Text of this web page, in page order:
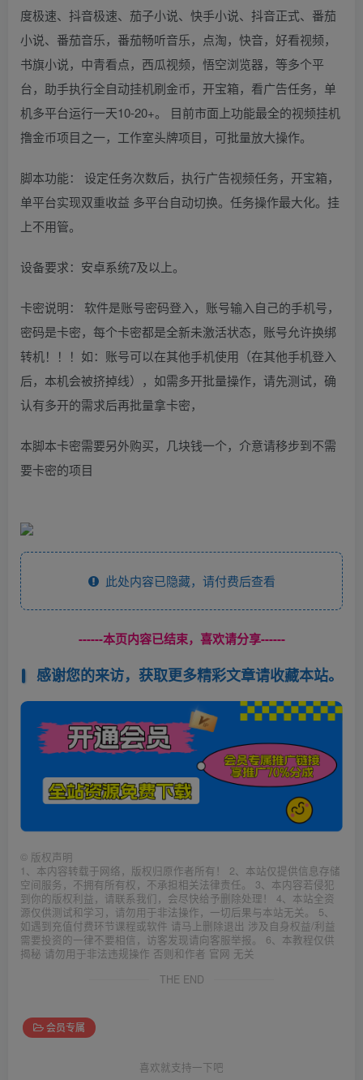
度极速、抖音极速、茄子小说、快手小说、抖音正式、番茄
小说、番茄音乐，番茄畅听音乐，点淘，快音，好看视频，
书旗小说，中青看点，西瓜视频，悟空浏览器，等多个平
台，助手执行全自动挂机刷金币，开宝箱，看广告任务，单
机多平台运行一天10-20+。 目前市面上功能最全的视频挂机
撸金币项目之一，工作室头牌项目，可批量放大操作。
脚本功能： 设定任务次数后，执行广告视频任务，开宝箱，
单平台实现双重收益 多平台自动切换。任务操作最大化。挂
上不用管。
设备要求：安卓系统7及以上。
卡密说明： 软件是账号密码登入，账号输入自己的手机号，
密码是卡密，每个卡密都是全新未激活状态，账号允许换绑
转机！！！如：账号可以在其他手机使用（在其他手机登入
后，本机会被挤掉线），如需多开批量操作，请先测试，确
认有多开的需求后再批量拿卡密，
本脚本卡密需要另外购买，几块钱一个，介意请移步到不需
要卡密的项目
此处内容已隐藏，请付费后查看
------本页内容已结束，喜欢请分享------
感谢您的来访，获取更多精彩文章请收藏本站。
© 版权声明
1、本内容转载于网络，版权归原作者所有！ 2、本站仅提供信息存储
空间服务，不拥有所有权，不承担相关法律责任。 3、本内容若侵犯
到你的版权利益，请联系我们，会尽快给予删除处理！ 4、本站全资
源仅供测试和学习，请勿用于非法操作，一切后果与本站无关。 5、
如遇到充值付费环节课程或软件 请马上删除退出 涉及自身权益/利益
需要投资的一律不要相信，访客发现请向客服举报。 6、本教程仅供
揭秘 请勿用于非法违规操作 否则和作者 官网 无关
THE END
会员专属
喜欢就支持一下吧